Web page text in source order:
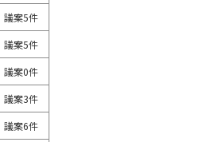
議案5件
議案5件
議案0件
議案3件
議案6件